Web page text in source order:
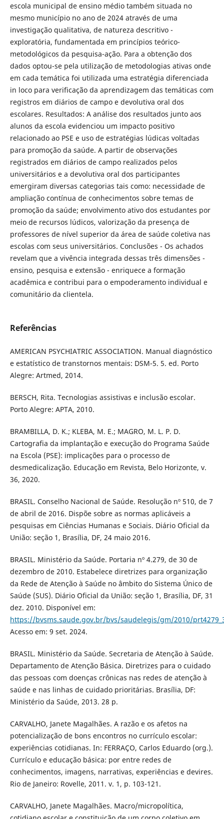
escola municipal de ensino médio também situada no
mesmo município no ano de 2024 através de uma
investigação qualitativa, de natureza descritivo -
exploratória, fundamentada em princípios teórico-
metodológicos da pesquisa-ação. Para a obtenção dos
dados optou-se pela utilização de metodologias ativas onde
em cada temática foi utilizada uma estratégia diferenciada
in loco para verificação da aprendizagem das temáticas com
registros em diários de campo e devolutiva oral dos
escolares. Resultados: A análise dos resultados junto aos
alunos da escola evidenciou um impacto positivo
relacionado ao PSE e uso de estratégias lúdicas voltadas
para promoção da saúde. A partir de observações
registrados em diários de campo realizados pelos
universitários e a devolutiva oral dos participantes
emergiram diversas categorias tais como: necessidade de
ampliação contínua de conhecimentos sobre temas de
promoção da saúde; envolvimento ativo dos estudantes por
meio de recursos lúdicos, valorização da presença de
professores de nível superior da área de saúde coletiva nas
escolas com seus universitários. Conclusões - Os achados
revelam que a vivência integrada dessas três dimensões -
ensino, pesquisa e extensão - enriquece a formação
acadêmica e contribui para o empoderamento individual e
comunitário da clientela.
Referências
AMERICAN PSYCHIATRIC ASSOCIATION. Manual diagnóstico
e estatístico de transtornos mentais: DSM-5. 5. ed. Porto
Alegre: Artmed, 2014.
BERSCH, Rita. Tecnologias assistivas e inclusão escolar.
Porto Alegre: APTA, 2010.
BRAMBILLA, D. K.; KLEBA, M. E.; MAGRO, M. L. P. D.
Cartografia da implantação e execução do Programa Saúde
na Escola (PSE): implicações para o processo de
desmedicalização. Educação em Revista, Belo Horizonte, v.
36, 2020.
BRASIL. Conselho Nacional de Saúde. Resolução nº 510, de 7
de abril de 2016. Dispõe sobre as normas aplicáveis a
pesquisas em Ciências Humanas e Sociais. Diário Oficial da
União: seção 1, Brasília, DF, 24 maio 2016.
BRASIL. Ministério da Saúde. Portaria nº 4.279, de 30 de
dezembro de 2010. Estabelece diretrizes para organização
da Rede de Atenção à Saúde no âmbito do Sistema Único de
Saúde (SUS). Diário Oficial da União: seção 1, Brasília, DF, 31
dez. 2010. Disponível em:
https://bvsms.saude.gov.br/bvs/saudelegis/gm/2010/
Acesso em: 9 set. 2024.
BRASIL. Ministério da Saúde. Secretaria de Atenção à Saúde.
Departamento de Atenção Básica. Diretrizes para o cuidado
das pessoas com doenças crônicas nas redes de atenção à
saúde e nas linhas de cuidado prioritárias. Brasília, DF:
Ministério da Saúde, 2013. 28 p.
CARVALHO, Janete Magalhães. A razão e os afetos na
potencialização de bons encontros no currículo escolar:
experiências cotidianas. In: FERRAÇO, Carlos Eduardo (org.).
Currículo e educação básica: por entre redes de
conhecimentos, imagens, narrativas, experiências e devires.
Rio de Janeiro: Rovelle, 2011. v. 1, p. 103-121.
CARVALHO, Janete Magalhães. Macro/micropolítica,